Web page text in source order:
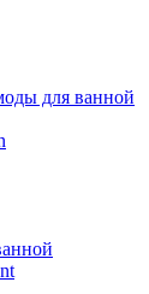
для ванной